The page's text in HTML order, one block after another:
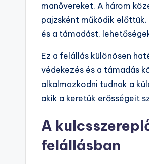
manővereket. A három
pajzsként működik
és a támadást,
Ez a felállás különösen
védekezés és a támadás
alkalmazkodni tudnak a
akik a keretük erősségeit
A
felállásban